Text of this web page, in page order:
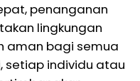
penanganan
lingkungan
aman bagi semua
setiap individu atau